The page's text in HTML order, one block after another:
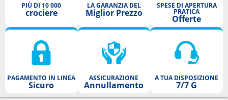
PIÙ DI 10 000
crociere
LA GARANZIA DEL
Miglior Prezzo
SPESE DI APERTURA
PRATICA
Offerte
PAGAMENTO IN LINEA
Sicuro
ASSICURAZIONE
Annullamento
A TUA DISPOSIZIONE
7/7 G